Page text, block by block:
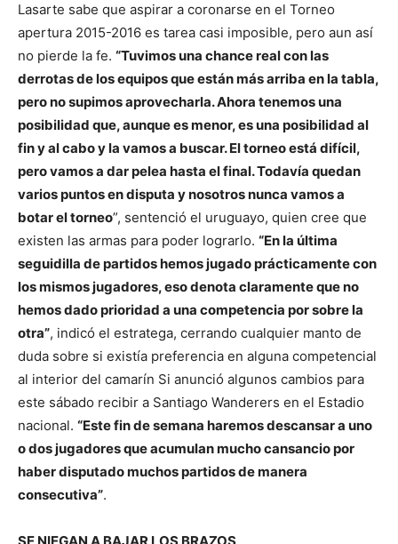
Lasarte sabe que aspirar a coronarse en el Torneo
apertura 2015-2016 es tarea casi imposible, pero aun así
no pierde la fe. “Tuvimos una chance real con las
derrotas de los equipos que están más arriba en la tabla,
pero no supimos aprovecharla. Ahora tenemos una
posibilidad que, aunque es menor, es una posibilidad al
fin y al cabo y la vamos a buscar. El torneo está difícil,
pero vamos a dar pelea hasta el final. Todavía quedan
varios puntos en disputa y nosotros nunca vamos a
botar el torneo”, sentenció el uruguayo, quien cree que
existen las armas para poder lograrlo. “En la última
seguidilla de partidos hemos jugado prácticamente con
los mismos jugadores, eso denota claramente que no
hemos dado prioridad a una competencia por sobre la
otra”, indicó el estratega, cerrando cualquier manto de
duda sobre si existía preferencia en alguna competencial
al interior del camarín Si anunció algunos cambios para
este sábado recibir a Santiago Wanderers en el Estadio
nacional. “Este fin de semana haremos descansar a uno
o dos jugadores que acumulan mucho cansancio por
haber disputado muchos partidos de manera
consecutiva”.